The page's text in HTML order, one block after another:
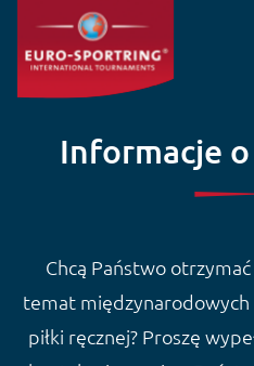
Przejdź do treści
Informacje
Chcą Państwo
temat międzynarodowych
piłki ręcznej? Proszę